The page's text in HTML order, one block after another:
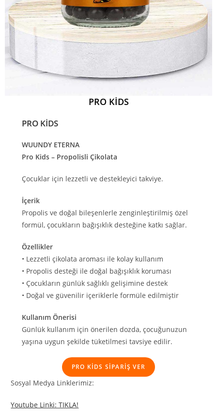
PRO KİDS
PRO KİDS
WUUNDY ETERNA
Pro Kids – Propolisli Çikolata
Çocuklar için lezzetli ve destekleyici takviye.
İçerik
Propolis ve doğal bileşenlerle zenginleştirilmiş özel
formül, çocukların bağışıklık desteğine katkı sağlar.
Özellikler
• Lezzetli çikolata aroması ile kolay kullanım
• Propolis desteği ile doğal bağışıklık koruması
• Çocukların günlük sağlıklı gelişimine destek
• Doğal ve güvenilir içeriklerle formüle edilmiştir
Kullanım Önerisi
Günlük kullanım için önerilen dozda, çocuğunuzun
yaşına uygun şekilde tüketilmesi tavsiye edilir.
PRO KİDS SİPARİŞ VER
Sosyal Medya Linklerimiz:
Youtube Linki: TIKLA!